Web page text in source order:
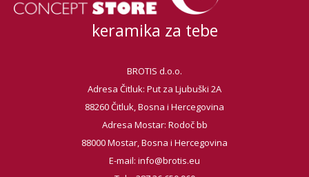
keramika za tebe
BROTIS d.o.o.
Adresa Čitluk: Put za Ljubuški 2A
88260 Čitluk, Bosna i Hercegovina
Adresa Mostar: Rodoč bb
88000 Mostar, Bosna i Hercegovina
E-mail: info@brotis.eu